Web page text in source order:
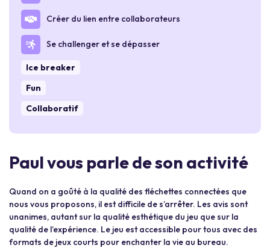
Créer du lien entre collaborateurs
Se challenger et se dépasser
Ice breaker
Fun
Collaboratif
Paul vous parle de son activité
Quand on a goûté à la qualité des fléchettes connectées que
nous vous proposons, il est difficile de s’arrêter. Les avis sont
unanimes, autant sur la qualité esthétique du jeu que sur la
qualité de l’expérience. Le jeu est accessible pour tous avec des
formats de jeux courts pour enchanter la vie au bureau.